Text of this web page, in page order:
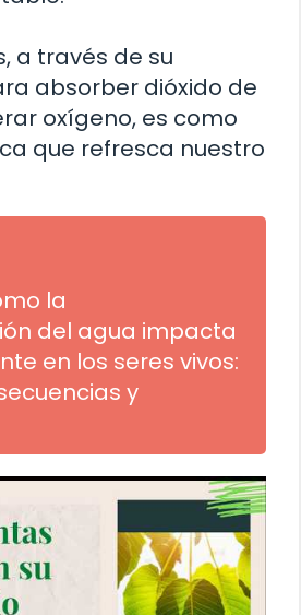
a través de su
absorber dióxido de
oxígeno, es como
que refresca nuestro
la
del agua impacta
en los seres vivos:
y